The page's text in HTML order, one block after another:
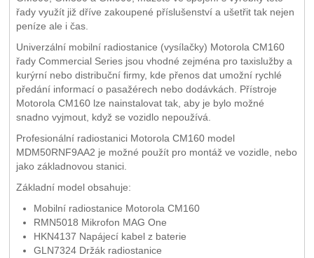
řady využít již dříve zakoupené příslušenství a ušetřit tak nejen
peníze ale i čas.
Univerzální mobilní radiostanice (vysílačky) Motorola CM160
řady Commercial Series jsou vhodné zejména pro taxislužby a
kurýrní nebo distribuční firmy, kde přenos dat umožní rychlé
předání informací o pasažérech nebo dodávkách. Přístroje
Motorola CM160 lze nainstalovat tak, aby je bylo možné
snadno vyjmout, když se vozidlo nepoužívá.
Profesionální radiostanici Motorola CM160 model
MDM50RNF9AA2 je možné použít pro montáž ve vozidle, nebo
jako základnovou stanici.
Základní model obsahuje:
Mobilní radiostanice Motorola CM160
RMN5018 Mikrofon MAG One
HKN4137 Napájecí kabel z baterie
GLN7324 Držák radiostanice